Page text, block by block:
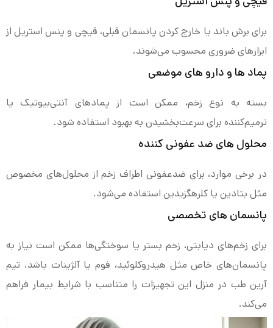
برای برش باند یا خارج کردن پانسمان قبلی، قیچی و پنس استریل از
ابزارهای ضروری محسوب می‌شوند.
پماد ها و دارو های موضعی
بسته به نوع زخم، ممکن است از پمادهای آنتی‌بیوتیک یا
ترمیم‌کننده برای سرعت‌بخشیدن به بهبود استفاده شود.
محلول های ضد عفونی کننده
در برخی موارد، برای ضدعفونی اطراف زخم از محلول‌های مخصوص
مثل بتادین یا کلرهگزیدین استفاده می‌شود.
پانسمان های تخصصی
برای زخم‌های دیابتی، زخم بستر یا سوختگی‌ها ممکن است نیاز به
پانسمان‌های خاص مثل هیدروکلوئید، فوم یا آلژینات باشد. تیم
آرین طب در منزل این تجهیزات را متناسب با شرایط بیمار فراهم
می‌کند.